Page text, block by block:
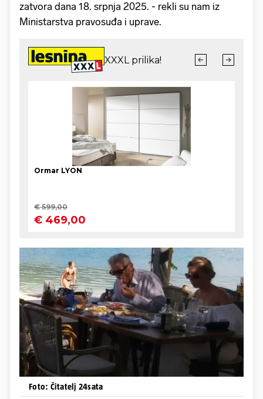
zatvora dana 18. srpnja 2025. - rekli su nam iz
Ministarstva pravosuđa i uprave.
Foto: Čitatelj 24sata